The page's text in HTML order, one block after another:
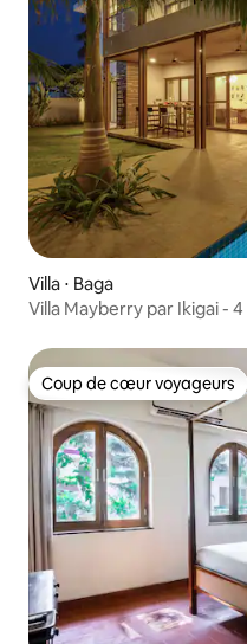
Villa ⋅ Baga
Villa Mayberry par Ikigai -
Coup de cœur voyageurs
Coup de cœur voyageurs